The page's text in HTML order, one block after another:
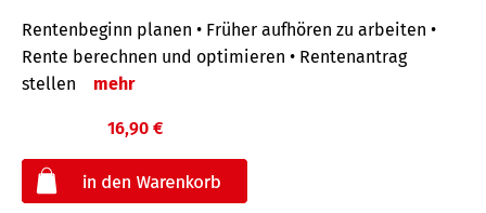
Rentenbeginn planen • Früher aufhören zu arbeiten •
Rente berechnen und optimieren • Rentenantrag
stellen
mehr
16,90 €